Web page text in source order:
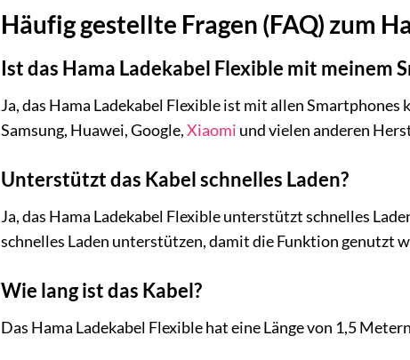
Häufig gestellte Fragen (FAQ) zum
Ist das Hama Ladekabel Flexible mit meinem
Ja, das Hama Ladekabel Flexible ist mit allen
Samsung, Huawei, Google,Xiaomi und vielen anderen
Unterstützt das Kabel schnelles Laden?
Ja, das Hama Ladekabel Flexible unterstützt schnelles
schnelles Laden unterstützen, damit die Funktion genutzt
Wie lang ist das Kabel?
Das Hama Ladekabel Flexible hat eine Länge von 1,5